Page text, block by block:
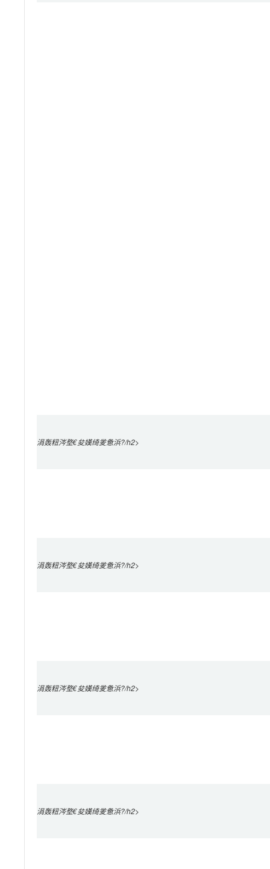
涓轰粈涔堥€夋嫨绮夎惫浜?/h2>
涓轰粈涔堥€夋嫨绮夎惫浜?/h2>
涓轰粈涔堥€夋嫨绮夎惫浜?/h2>
涓轰粈涔堥€夋嫨绮夎惫浜?/h2>